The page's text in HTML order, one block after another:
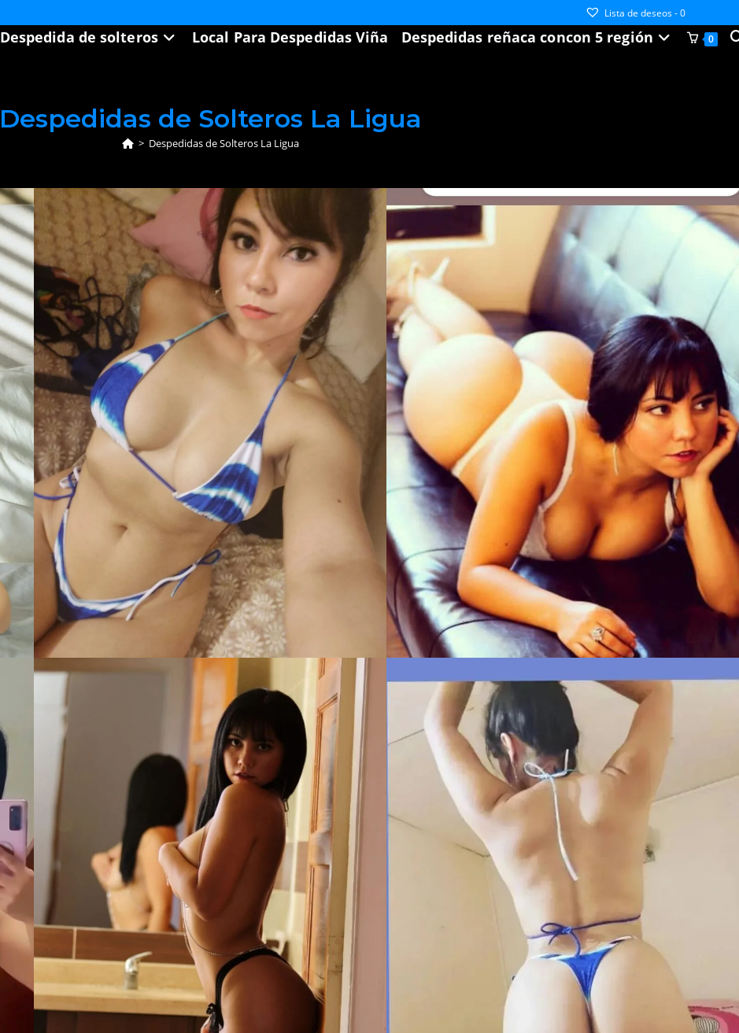
Lista de deseos - 0
Despedida de solteros Local Para Despedidas Viña Despedidas reñaca concon 5 región 0
Despedidas de Solteros La Ligua
> Despedidas de Solteros La Ligua